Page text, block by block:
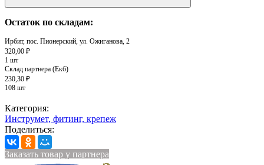
Остаток по складам:
Ирбит, пос. Пионерский, ул. Ожиганова, 2
320,00 ₽
1 шт
Склад партнера (Екб)
230,30 ₽
108 шт
Категория:
Инструмет, фитинг, крепеж
Поделиться:
Заказать товар у партнера